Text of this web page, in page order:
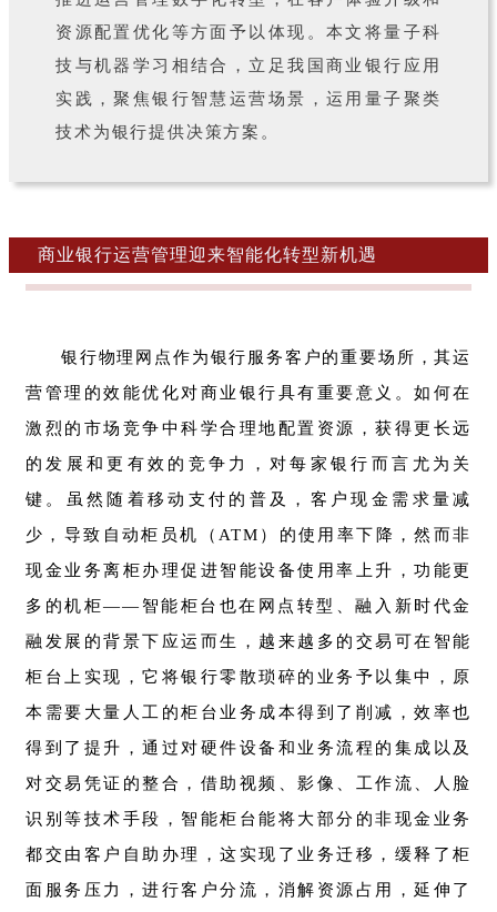
资源配置优化等方面予以体现。本文将量子科
技与机器学习相结合，立足我国商业银行应用
实践，聚焦银行智慧运营场景，运用量子聚类
技术为银行提供决策方案。
商业银行运营管理迎来智能化转型新机遇
银行物理网点作为银行服务客户的重要场所，其运
营管理的效能优化对商业银行具有重要意义。如何在
激烈的市场竞争中科学合理地配置资源，获得更长远
的发展和更有效的竞争力，对每家银行而言尤为关
键。虽然随着移动支付的普及，客户现金需求量减
少，导致自动柜员机（ATM）的使用率下降，然而非
现金业务离柜办理促进智能设备使用率上升，功能更
多的机柜——智能柜台也在网点转型、融入新时代金
融发展的背景下应运而生，越来越多的交易可在智能
柜台上实现，它将银行零散琐碎的业务予以集中，原
本需要大量人工的柜台业务成本得到了削减，效率也
得到了提升，通过对硬件设备和业务流程的集成以及
对交易凭证的整合，借助视频、影像、工作流、人脸
识别等技术手段，智能柜台能将大部分的非现金业务
都交由客户自助办理，这实现了业务迁移，缓释了柜
面服务压力，进行客户分流，消解资源占用，延伸了